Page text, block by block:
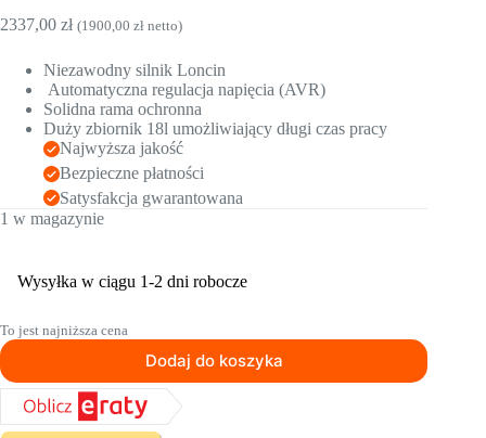
2337,00 zł (1900,00 zł netto)
Niezawodny silnik Loncin
Automatyczna regulacja napięcia (AVR)
Solidna rama ochronna
Duży zbiornik 18l umożliwiający długi czas pracy
Najwyższa jakość
Bezpieczne płatności
Satysfakcja gwarantowana
1 w magazynie
Wysyłka w ciągu 1-2 dni robocze
To jest najniższa cena
Dodaj do koszyka